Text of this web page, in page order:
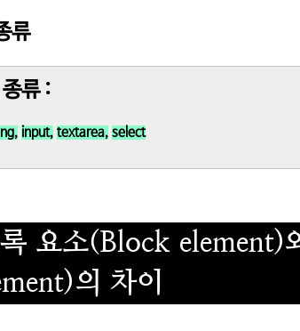
류
류 :
input, textarea, select
요소(Block element)
의 차이